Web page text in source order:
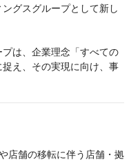
グスグループとして新し
は、企業理念「すべての
え、その実現に向け、事
店舗の移転に伴う店舗・拠